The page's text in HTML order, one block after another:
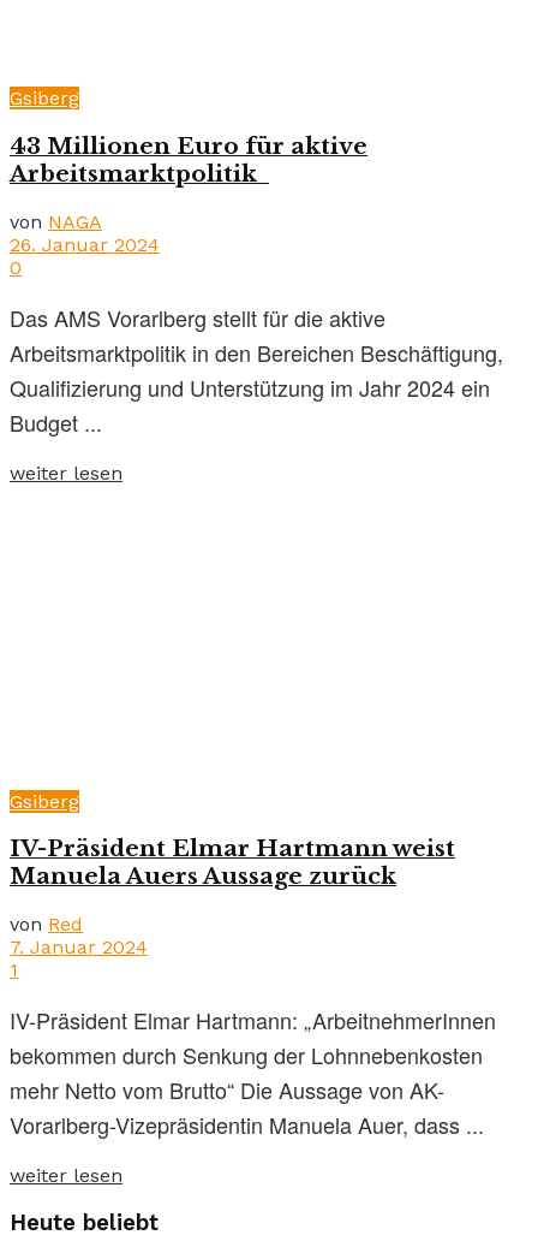
Gsiberg
43 Millionen Euro für aktive
Arbeitsmarktpolitik
von NAGA
26. Januar 2024
0
Das AMS Vorarlberg stellt für die aktive
Arbeitsmarktpolitik in den Bereichen Beschäftigung,
Qualifizierung und Unterstützung im Jahr 2024 ein
Budget ...
weiter lesen
Gsiberg
IV-Präsident Elmar Hartmann weist
Manuela Auers Aussage zurück
von Red
7. Januar 2024
1
IV-Präsident Elmar Hartmann: „ArbeitnehmerInnen
bekommen durch Senkung der Lohnnebenkosten
mehr Netto vom Brutto“ Die Aussage von AK-
Vorarlberg-Vizepräsidentin Manuela Auer, dass ...
weiter lesen
Heute beliebt